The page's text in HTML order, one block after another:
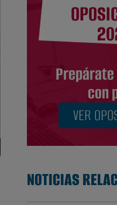
con
VER
NOTICIAS